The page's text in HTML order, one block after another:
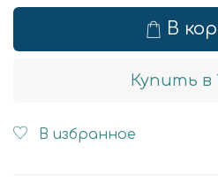
В
Купить в
В избранное